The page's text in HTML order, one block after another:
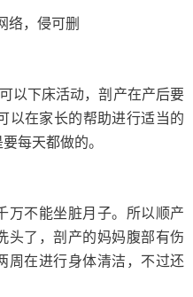
，侵可删
下床活动，剖产在产后要
以在家长的帮助进行适当的
每天都做的。
不能坐脏月子。所以顺产
头了，剖产的妈妈腹部有伤
周在进行身体清洁，不过还